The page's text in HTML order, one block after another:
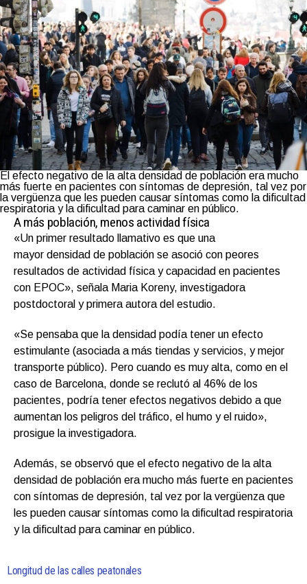
El efecto negativo de la alta densidad de población era mucho
más fuerte en pacientes con síntomas de depresión, tal vez por
la vergüenza que les pueden causar síntomas como la dificultad
respiratoria y la dificultad para caminar en público.
A más población, menos actividad física
«Un primer resultado llamativo es que una
mayor densidad de población se asoció con peores
resultados de actividad física y capacidad en pacientes
con EPOC», señala Maria Koreny, investigadora
postdoctoral y primera autora del estudio.
«Se pensaba que la densidad podía tener un efecto
estimulante (asociada a más tiendas y servicios, y mejor
transporte público). Pero cuando es muy alta, como en el
caso de Barcelona, donde se reclutó al 46% de los
pacientes, podría tener efectos negativos debido a que
aumentan los peligros del tráfico, el humo y el ruido»,
prosigue la investigadora.
Además, se observó que el efecto negativo de la alta
densidad de población era mucho más fuerte en pacientes
con síntomas de depresión, tal vez por la vergüenza que
les pueden causar síntomas como la dificultad respiratoria
y la dificultad para caminar en público.
Longitud de las calles peatonales